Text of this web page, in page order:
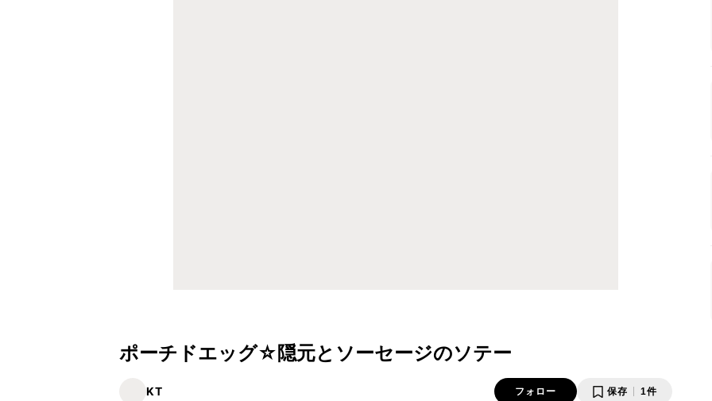
ポーチドエッグ☆隠元とソーセージのソテー
KT フォロー 保存 1件